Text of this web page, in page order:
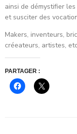
ainsi de démystifier
et susciter des
Makers, inventeurs,
créeateurs, artistes,
PARTAGER :
Cliquez
pour
Cliquer
pour